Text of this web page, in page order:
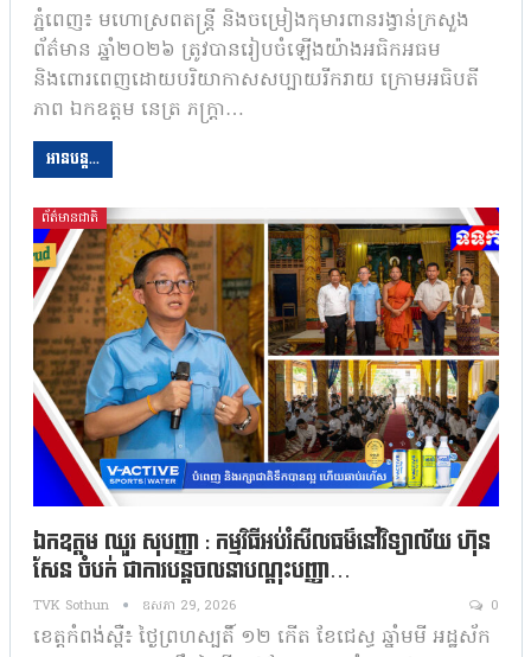
ភ្នំពេញ៖ មហោស្រពតន្ត្រី និងចម្រៀងកុមារពានរង្វាន់ក្រសួង
ព័ត៌មាន ឆ្នាំ២០២៦ ត្រូវបានរៀបចំឡើងយ៉ាងអធិកអធម
និងពោរពេញដោយបរិយាកាសសប្បាយរីករាយ ក្រោមអធិបតី
ភាព ឯកឧត្តម នេត្រ ភក្ត្រា…
អានបន្ត...
ព័ត៌មានជាតិ
ឯកឧត្តម ឈួរ សុបញ្ញា : កម្មវិធីអប់រំសីលធម៌នៅវិទ្យាល័យ ហ៊ុន
សែន ចំបក់ ជាការបន្តចលនាបណ្តុះបញ្ញា…
TVK Sothun ឧសភា 29, 2026 0
ខេត្តកំពង់ស្ពឺ៖ ថ្ងៃព្រហស្បតិ៍ ១២ កើត ខែជេស្ធ ឆ្នាំមមី អដ្ឋស័ក